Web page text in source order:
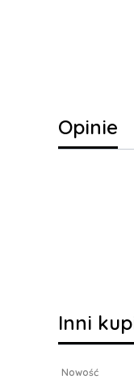
Opinie
Inni
Nowość